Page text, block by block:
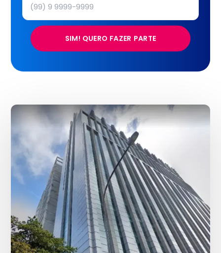
SIM! QUERO FAZER PARTE